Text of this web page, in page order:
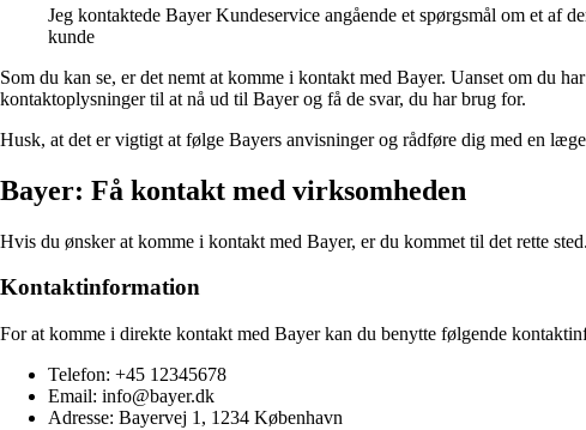
Jeg kontaktede Bayer Kundeservice angående et spørgsmål om et af
kunde
Som du kan se, er det nemt at komme i kontakt med Bayer. Uanset om du
kontaktoplysninger til at nå ud til Bayer og få de svar, du har brug for.
Husk, at det er vigtigt at følge Bayers anvisninger og rådføre dig med en
Bayer: Få kontakt med virksomheden
Hvis du ønsker at komme i kontakt med Bayer, er du kommet til det rette
Kontaktinformation
For at komme i direkte kontakt med Bayer kan du benytte følgende
Telefon: +45 12345678
Email: info@bayer.dk
Adresse: Bayervej 1, 1234 København